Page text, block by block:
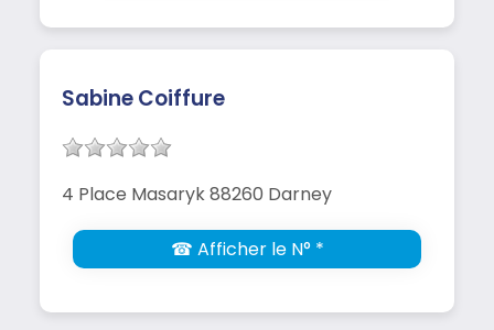
Sabine Coiffure
4 Place Masaryk 88260 Darney
☎ Afficher le N° *